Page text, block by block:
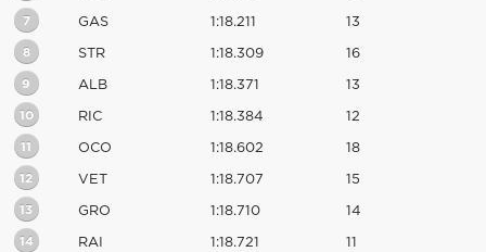
7 GAS 1:18.211 13
8 STR 1:18.309 16
9 ALB 1:18.371 13
10 RIC 1:18.384 12
11 OCO 1:18.602 18
12 VET 1:18.707 15
13 GRO 1:18.710 14
14 RAI 1:18.721 11